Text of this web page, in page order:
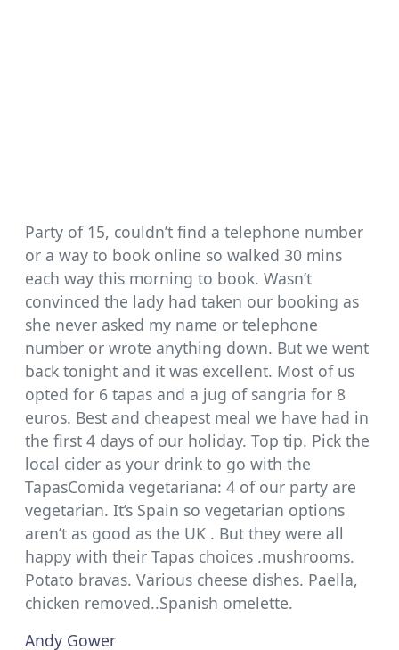
Party of 15, couldn’t find a telephone number
or a way to book online so walked 30 mins
each way this morning to book. Wasn’t
convinced the lady had taken our booking as
she never asked my name or telephone
number or wrote anything down. But we went
back tonight and it was excellent. Most of us
opted for 6 tapas and a jug of sangria for 8
euros. Best and cheapest meal we have had in
the first 4 days of our holiday. Top tip. Pick the
local cider as your drink to go with the
TapasComida vegetariana: 4 of our party are
vegetarian. It’s Spain so vegetarian options
aren’t as good as the UK . But they were all
happy with their Tapas choices .mushrooms.
Potato bravas. Various cheese dishes. Paella,
chicken removed..Spanish omelette.
Andy Gower